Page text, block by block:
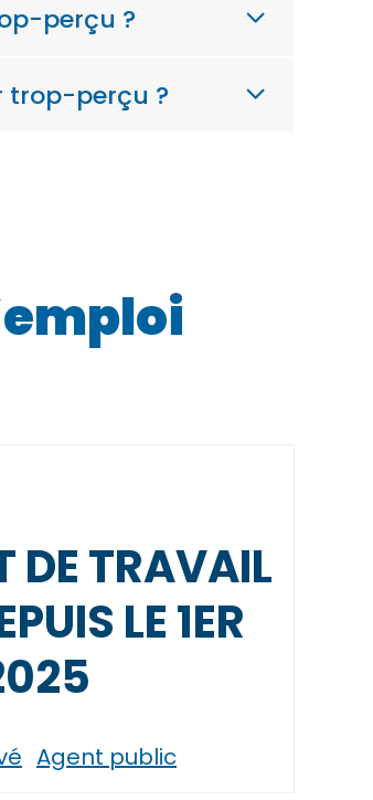
perçu ?
trop-perçu ?
DE TRAVAIL
LE 1ER
Agent public